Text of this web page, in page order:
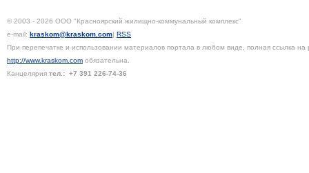
© 2003 - 2026 ООО "Красноярский жилищно-коммунальный комплекс"
e-mail: kraskom@kraskom.com| RSS
При перепечатке и использовании материалов портала в любом виде, полная ссылка на
http://www.kraskom.com обязательна.
Канцелярия тел.: +7 391 226-74-36